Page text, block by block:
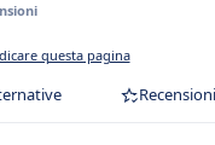
questa pagina
Recensioni